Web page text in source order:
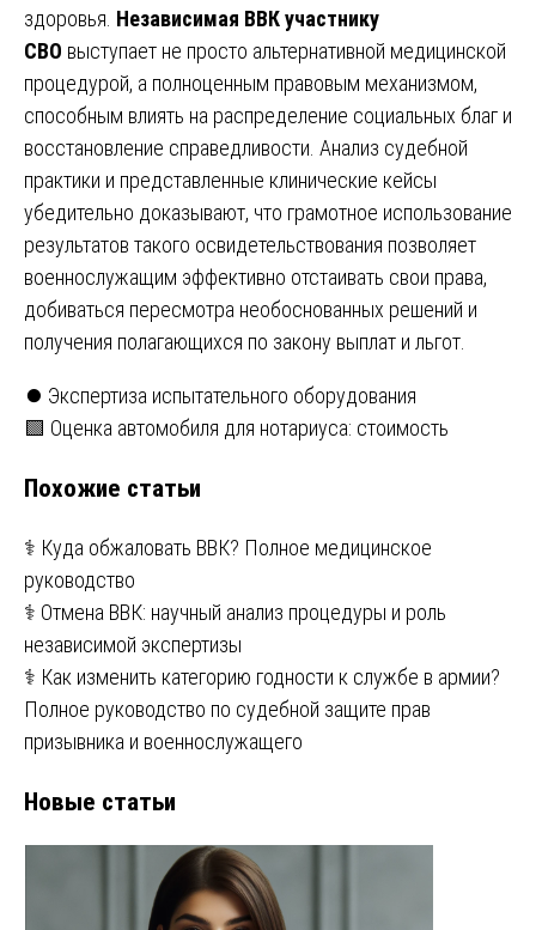
здоровья. Независимая ВВК участнику
СВО выступает не просто альтернативной медицинской
процедурой, а полноценным правовым механизмом,
способным влиять на распределение социальных благ и
восстановление справедливости. Анализ судебной
практики и представленные клинические кейсы
убедительно доказывают, что грамотное использование
результатов такого освидетельствования позволяет
военнослужащим эффективно отстаивать свои права,
добиваться пересмотра необоснованных решений и
получения полагающихся по закону выплат и льгот.
Навигация
записям
⏺️ Экспертиза испытательного оборудования
🟩 Оценка автомобиля для нотариуса: стоимость
Похожие статьи
⚕️ Куда обжаловать ВВК? Полное медицинское
руководство
⚕️ Отмена ВВК: научный анализ процедуры и роль
независимой экспертизы
⚕️ Как изменить категорию годности к службе в армии?
Полное руководство по судебной защите прав
призывника и военнослужащего
Новые статьи